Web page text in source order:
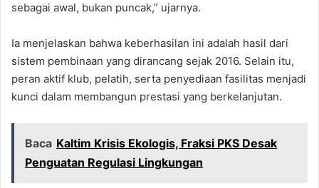
sebagai awal, bukan puncak,” ujarnya.
Ia menjelaskan bahwa keberhasilan ini adalah hasil dari
sistem pembinaan yang dirancang sejak 2016. Selain itu,
peran aktif klub, pelatih, serta penyediaan fasilitas menjadi
kunci dalam membangun prestasi yang berkelanjutan.
Baca Kaltim Krisis Ekologis, Fraksi PKS Desak
Penguatan Regulasi Lingkungan